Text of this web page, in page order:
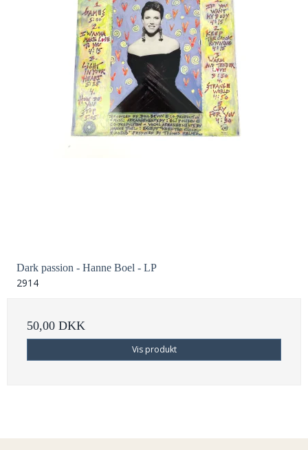
Dark passion - Hanne Boel - LP
2914
50,00 DKK
Vis produkt